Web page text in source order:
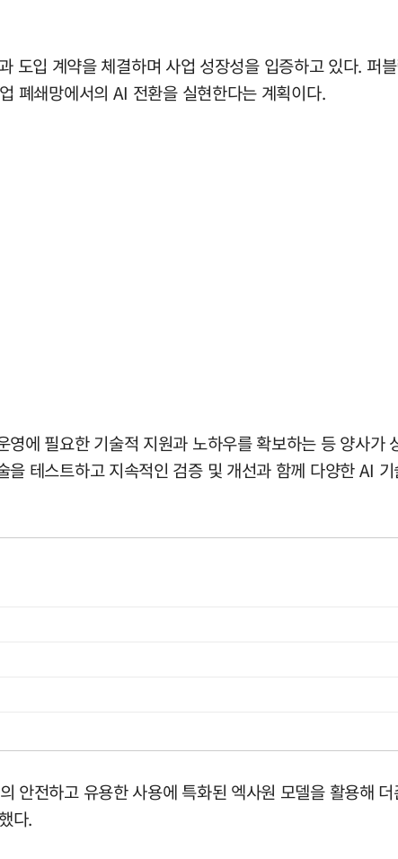
입 계약을 체결하며 사업 성장성을 입증하고 있다. 퍼
폐쇄망에서의 AI 전환을 실현한다는 계획이다.
에 필요한 기술적 지원과 노하우를 확보하는 등 양사가
테스트하고 지속적인 검증 및 개선과 함께 다양한 AI
안전하고 유용한 사용에 특화된 엑사원 모델을 활용해
다.